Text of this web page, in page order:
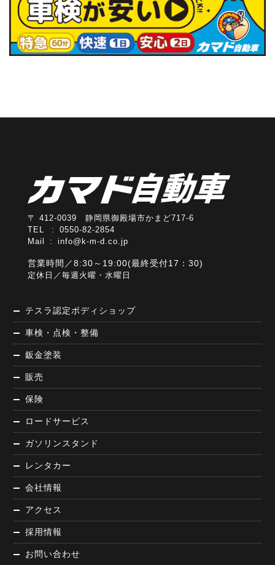
〒 412-0039 静岡県御殿場市かまど717-6
TEL : 0550-82-2854
Mail : info@k-m-d.co.jp
営業時間／8:30～19:00(最終受付17：30)
定休日／毎週火曜・水曜日
テスラ認定ボディショップ
車検・点検・整備
鈑金塗装
販売
保険
ロードサービス
ガソリンスタンド
レンタカー
会社情報
アクセス
採用情報
お問い合わせ